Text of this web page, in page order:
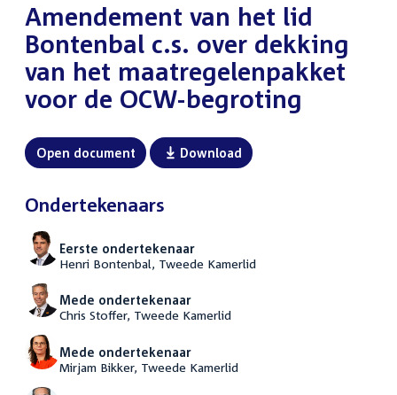
Amendement van het lid
Bontenbal c.s. over dekking
van het maatregelenpakket
voor de OCW-begroting
Open document Download
Ondertekenaars
Eerste ondertekenaar
Henri Bontenbal, Tweede Kamerlid
Mede ondertekenaar
Chris Stoffer, Tweede Kamerlid
Mede ondertekenaar
Mirjam Bikker, Tweede Kamerlid